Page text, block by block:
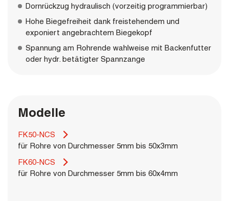
Dornrückzug hydraulisch (vorzeitig programmierbar)
Hohe Biegefreiheit dank freistehendem und
exponiert angebrachtem Biegekopf
Spannung am Rohrende wahlweise mit Backenfutter
oder hydr. betätigter Spannzange
Modelle
FK50-NCS
für Rohre von Durchmesser 5mm bis 50x3mm
FK60-NCS
für Rohre von Durchmesser 5mm bis 60x4mm